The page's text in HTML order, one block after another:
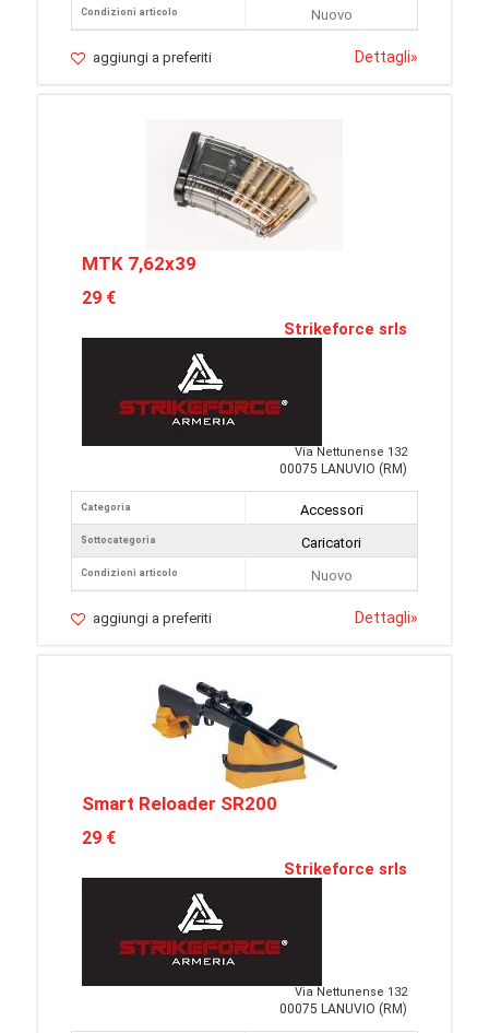
Condizioni articolo Nuovo
aggiungi a preferiti Dettagli»
MTK 7,62x39
29 €
Strikeforce srls
Via Nettunense 132
00075 LANUVIO (RM)
Categoria
Sottocategoria
Condizioni articolo
Accessori
Caricatori
Nuovo
aggiungi a preferiti Dettagli»
Smart Reloader SR200
29 €
Strikeforce srls
Via Nettunense 132
00075 LANUVIO (RM)